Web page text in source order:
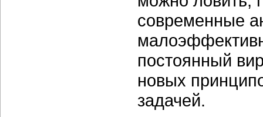
современные
постоянный
новых
задачей.